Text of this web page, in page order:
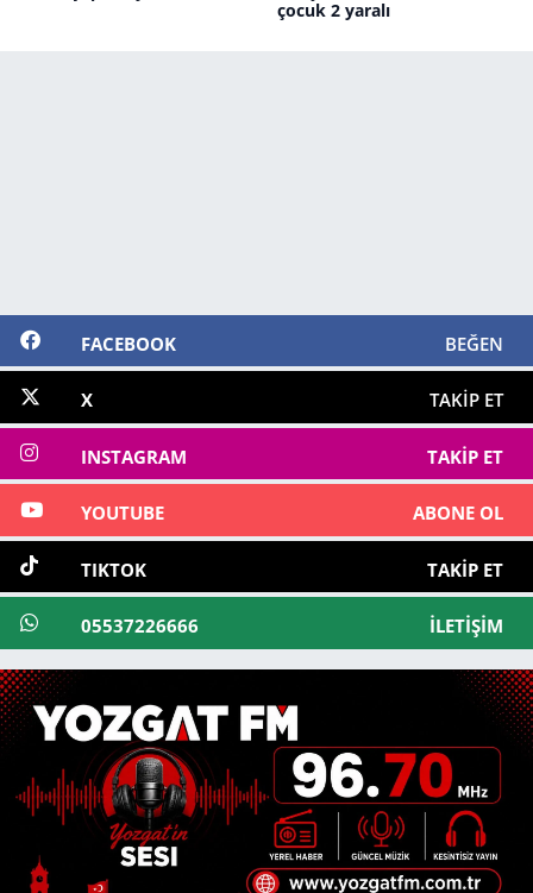
çocuk 2 yaralı
FACEBOOK BEĞEN
X TAKIP ET
INSTAGRAM TAKIP ET
YOUTUBE ABONE OL
TIKTOK TAKIP ET
05537226666 İLETIŞIM